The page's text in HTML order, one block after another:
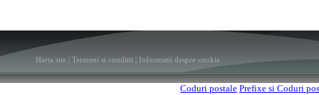
Harta site Termeni si conditii Informatii despre cookie
Coduri postale Prefixe si Coduri